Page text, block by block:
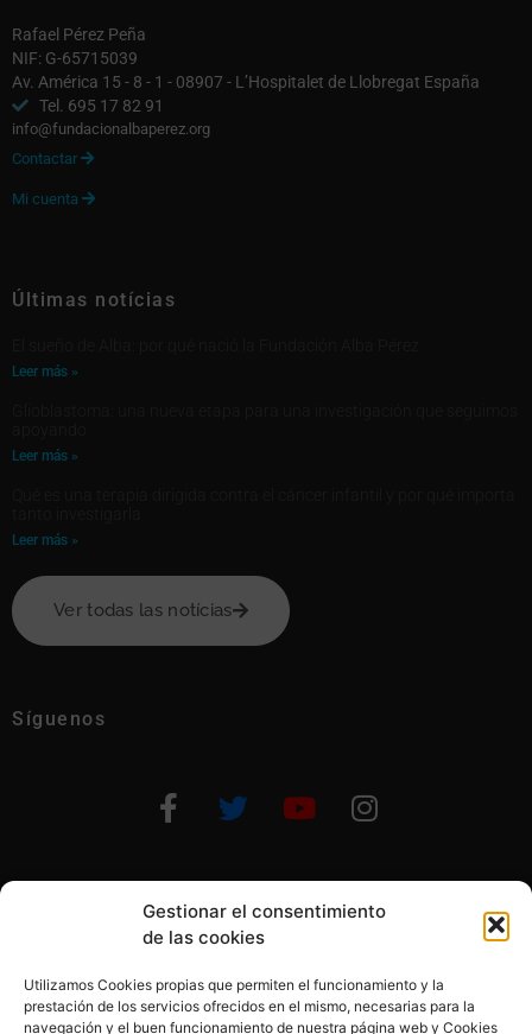
Gestionar el consentimiento
de las cookies
Utilizamos Cookies propias que permiten el funcionamiento y la
prestación de los servicios ofrecidos en el mismo, necesarias para la
navegación y el buen funcionamiento de nuestra página web y Cookies
Rafael Pérez Peña
NIF: G-65715039
Av. América 15 - 8 - 1 - 08907 - L’Hospitalet de Llobregat España
Tel. 695 17 82 91
info@fundacionalbaperez.org
Contactar 
Mi cuenta 
Últimas notícias
Leer más »
Leer más »
Leer más »
Ver todas las notícias
Síguenos
Otras formas de ayudar